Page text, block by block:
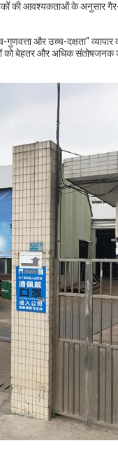
की आवश्यकताओं के
गुणवत्ता और उच्च-दक्षता"
को बेहतर और अधिक संतोषजनक